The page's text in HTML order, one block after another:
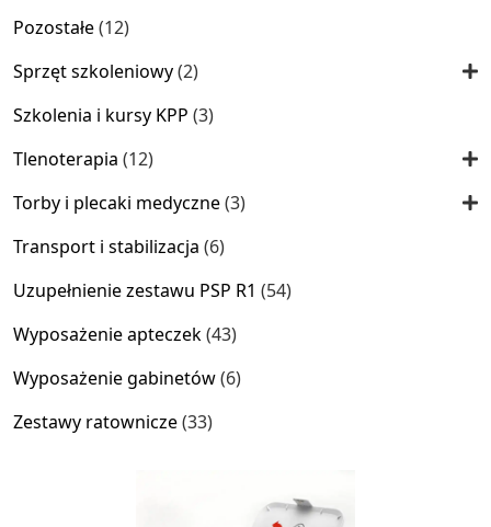
Pozostałe 1212
Sprzęt szkoleniowy 22
Szkolenia i kursy KPP 33
Tlenoterapia 1212
Torby i plecaki medyczne 33
Transport i stabilizacja 66
Uzupełnienie zestawu PSP R1 5454
Wyposażenie apteczek 4343
Wyposażenie gabinetów 66
Zestawy ratownicze 3333